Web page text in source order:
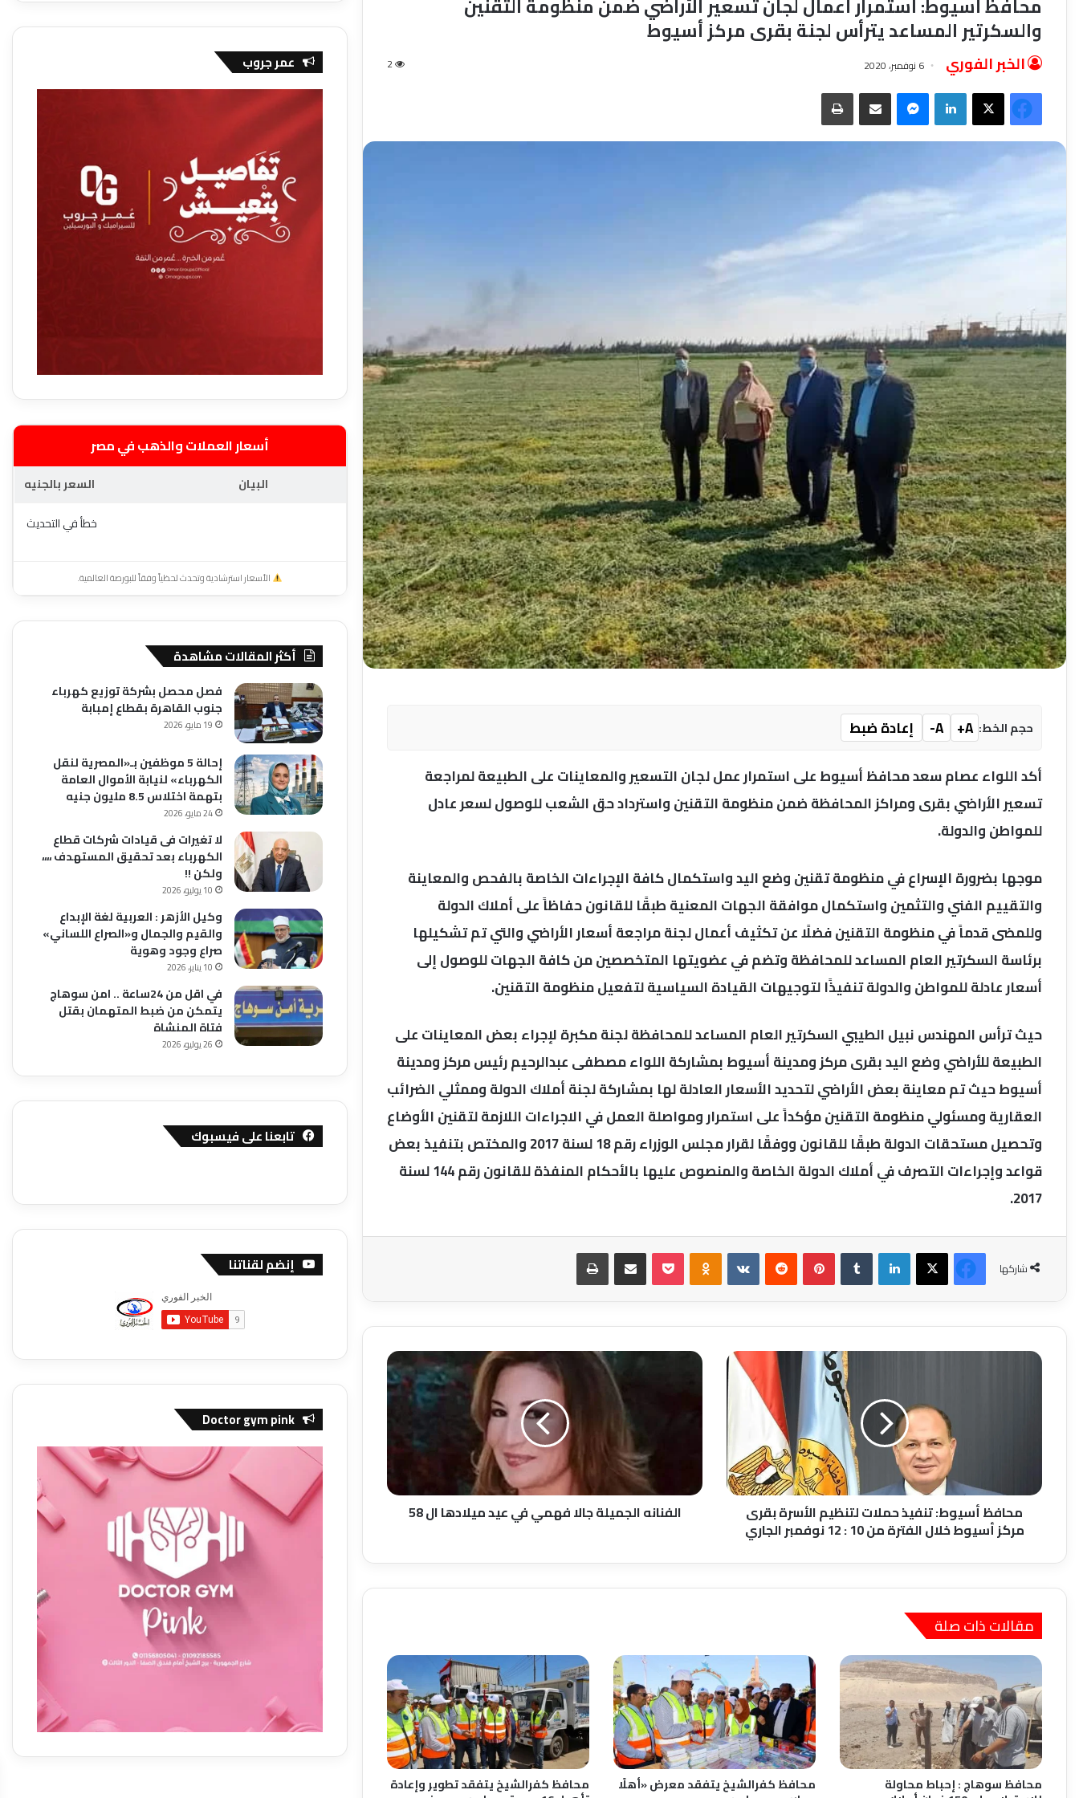
والسكرتير المساعد يترأس لجنة بقرى مركز أسيوط
الخبر الفوري 6 نوفمبر، 2020 2
فيسبوك‫X لينكدإن ماسنجر مشاركة عبر البريد طباعة
حجم الخط: A+
A-
إعادة ضبط
أكد اللواء عصام سعد محافظ أسيوط على استمرار عمل لجان التسعير والمعاينات على الطبيعة لمراجعة
تسعير الأراضي بقرى ومراكز المحافظة ضمن منظومة التقنين واسترداد حق الشعب للوصول لسعر عادل
للمواطن والدولة.
موجها بضرورة الإسراع في منظومة تقنين وضع اليد واستكمال كافة الإجراءات الخاصة بالفحص والمعاينة
والتقييم الفني والتثمين واستكمال موافقة الجهات المعنية طبقًا للقانون حفاظاً على أملاك الدولة
وللمضى قدماً في منظومة التقنين فضلًا عن تكثيف أعمال لجنة مراجعة أسعار الأراضي والتي تم تشكيلها
برئاسة السكرتير العام المساعد للمحافظة وتضم في عضويتها المتخصصين من كافة الجهات للوصول إلى
أسعار عادلة للمواطن والدولة تنفيذًا لتوجيهات القيادة السياسية لتفعيل منظومة التقنين.
حيث ترأس المهندس نبيل الطيبي السكرتير العام المساعد للمحافظة لجنة مكبرة لإجراء بعض المعاينات على
الطبيعة للأراضي وضع اليد بقرى مركز ومدينة أسيوط بمشاركة اللواء مصطفى عبدالرحيم رئيس مركز ومدينة
أسيوط حيث تم معاينة بعض الأراضي لتحديد الأسعار العادلة لها بمشاركة لجنة أملاك الدولة وممثلي الضرائب
العقارية ومسئولي منظومة التقنين مؤكداً على استمرار ومواصلة العمل في الاجراءات اللازمة لتقنين الأوضاع
وتحصيل مستحقات الدولة طبقًا للقانون ووفقًا لقرار مجلس الوزراء رقم 18 لسنة 2017 والمختص بتنفيذ بعض
قواعد وإجراءات التصرف في أملاك الدولة الخاصة والمنصوص عليها بالأحكام المنفذة للقانون رقم 144 لسنة
2017.
شاركها
فيسبوك‫X لينكدإن بينتيريست Odnoklassniki
‫Pocket مشاركة عبر البريد طباعة
محافظ
أسيوط
الفترة
10
12
نوفمبر
الجاري
محافظ أسيوط: تنفيذ حملات لتنظيم الأسرة بقرى
مركز أسيوط خلال الفترة من 10 : 12 نوفمبر الجاري
الفنانه
58
الفنانه الجميلة جالا فهمي في عيد ميلادها ال 58
مقالات ذات صلة
محافظ سوهاج : إحباط محاولة محافظ كفرالشيخ يتفقد معرض «أهلًا محافظ كفرالشيخ يتفقد تطوير وإعادة
عمر جروب
أسعار العملات والذهب في مصر
البيان
السعر بالجنيه
خطأ في التحديث
الأسعار استرشادية وتحدث لحظياً وفقاً للبورصة العالمية.
أكثر المقالات مشاهدة
فصل محصل بشركة توزيع كهرباء
جنوب القاهرة بقطاع إمبابة
19 مايو، 2026
إحالة 5 موظفين بـ«المصرية لنقل
الكهرباء» لنيابة الأموال العامة
بتهمة اختلاس 8.5 مليون جنيه
24 مايو، 2026
لا تغيرات فى قيادات شركات قطاع
الكهرباء بعد تحقيق المستهدف ،،،،
ولكن !!
10 يوليو، 2026
وكيل الأزهر : العربية لغة الإبداع
والقيم والجمال و«الصراع اللساني»
صراع وجود وهوية
10 يناير، 2026
في اقل من 24ساعة .. امن سوهاج
يتمكن من ضبط المتهمان بقتل
فتاة المنشاة
26 يوليو، 2026
تابعنا على فيسبوك
إنضم لقناتنا
Doctor gym pink